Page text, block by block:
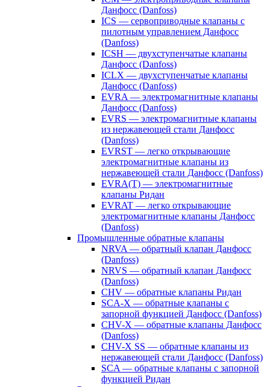
Данфосс (Danfoss)
ICS — сервоприводные клапаны с
пилотным управлением Данфосс
(Danfoss)
ICSH — двухступенчатые клапаны
Данфосс (Danfoss)
ICLX — двухступенчатые клапаны
Данфосс (Danfoss)
EVRA — электромагнитные клапаны
Данфосс (Danfoss)
EVRS — электромагнитные клапаны
из нержавеющей стали Данфосс
(Danfoss)
EVRST — легко открывающие
электромагнитные клапаны из
нержавеющей стали Данфосс (Danfoss)
EVRA(T) — электромагнитные
клапаны Ридан
EVRAT — легко открывающие
электромагнитные клапаны Данфосс
(Danfoss)
Промышленные обратные клапаны
NRVA — обратный клапан Данфосс
(Danfoss)
NRVS — обратный клапан Данфосс
(Danfoss)
CHV — обратные клапаны Ридан
SCA-X — обратные клапаны с
запорной функцией Данфосс (Danfoss)
CHV-X — обратные клапаны Данфосс
(Danfoss)
CHV-X SS — обратные клапаны из
нержавеющей стали Данфосс (Danfoss)
SCA — обратные клапаны с запорной
функцией Ридан